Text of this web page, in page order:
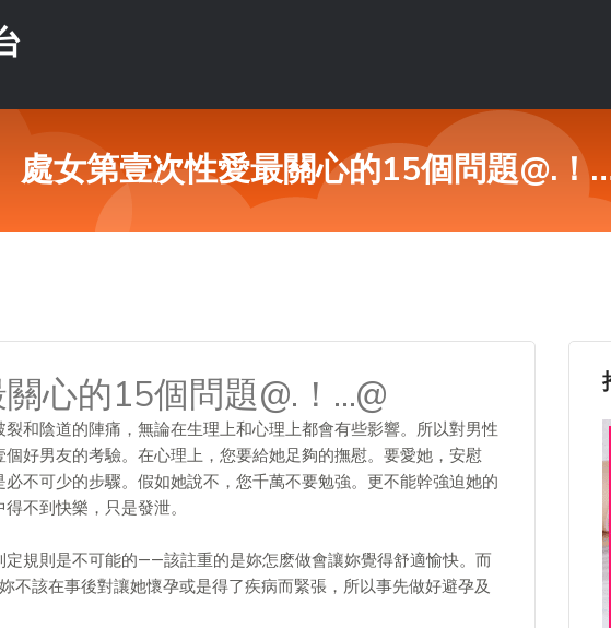
處女第壹次性愛最關心的15個問題@.！
心的15個問題@.！…@
和陰道的陣痛，無論在生理上和心理上都會有些影響。所以對男性
好男友的考驗。在心理上，您要給她足夠的撫慰。要愛她，安慰
不可少的步驟。假如她說不，您千萬不要勉強。更不能幹強迫她的
不到快樂，只是發泄。
定規則是不可能的——該註重的是妳怎麽做會讓妳覺得舒適愉快。而
不該在事後對讓她懷孕或是得了疾病而緊張，所以事先做好避孕及